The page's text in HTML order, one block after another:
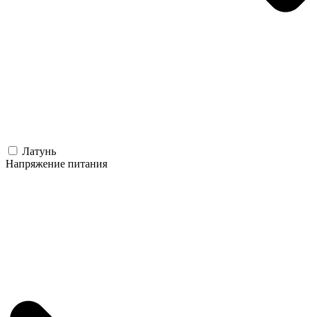
Латунь
Напряжение питания